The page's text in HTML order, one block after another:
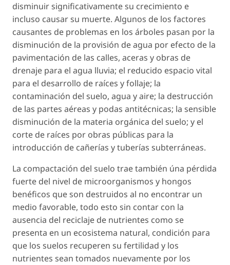
disminuir significativamente su crecimiento e
incluso causar su muerte. Algunos de los factores
causantes de problemas en los árboles pasan por la
disminución de la provisión de agua por efecto de la
pavimentación de las calles, aceras y obras de
drenaje para el agua lluvia; el reducido espacio vital
para el desarrollo de raíces y follaje; la
contaminación del suelo, agua y aire; la destrucción
de las partes aéreas y podas antitécnicas; la sensible
disminución de la materia orgánica del suelo; y el
corte de raíces por obras públicas para la
introducción de cañerías y tuberías subterráneas.
La compactación del suelo trae también úna pérdida
fuerte del nivel de microorganismos y hongos
benéficos que son destruidos al no encontrar un
medio favorable, todo esto sin contar con la
ausencia del reciclaje de nutrientes como se
presenta en un ecosistema natural, condición para
que los suelos recuperen su fertilidad y los
nutrientes sean tomados nuevamente por los